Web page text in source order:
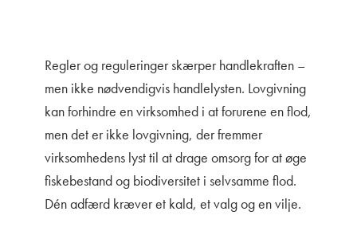
Regler og reguleringer skærper handlekraften –
men ikke nødvendigvis handlelysten. Lovgivning
kan forhindre en virksomhed i at forurene en flod,
men det er ikke lovgivning, der fremmer
virksomhedens lyst til at drage omsorg for at øge
fiskebestand og biodiversitet i selvsamme flod.
Dén adfærd kræver et kald, et valg og en vilje.